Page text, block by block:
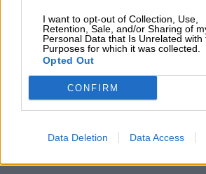
I want to opt-out of Collection, Use,
Retention, Sale, and/or Sharing of
Personal Data that Is Unrelated with
Purposes for which it was collected.
Opted Out
CONFIRM
Data Deletion Data Access
Clara Campoamor: Mi sueño,
mi pesadilla
Por María Pérez Herrero